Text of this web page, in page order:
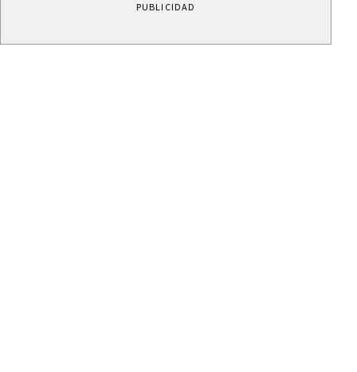
PUBLICIDAD